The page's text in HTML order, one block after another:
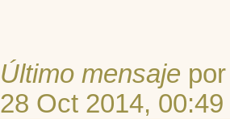
Último mensaje
28 Oct 2014, 00:49